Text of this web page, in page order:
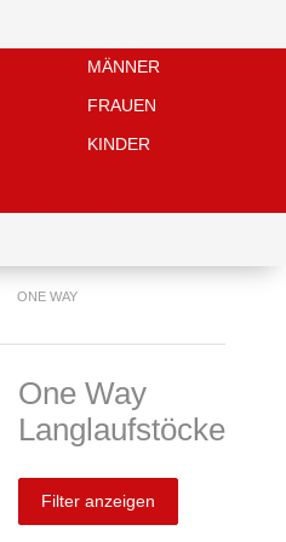
MÄNNER
FRAUEN
KINDER
ONE WAY
One Way
Langlaufstöcke
Filter anzeigen